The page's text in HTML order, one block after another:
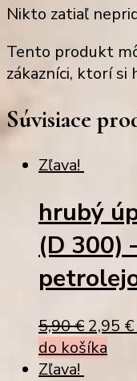
Nikto zatiaľ
Tento produkt
zákazníci, ktorí si
Súvisiace
Zľava!
hrubý
(D 300)
5,90€
price
2,95 €
do košíka
Zľava!